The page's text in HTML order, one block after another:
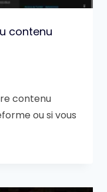
contenu
contenu
ou si vous